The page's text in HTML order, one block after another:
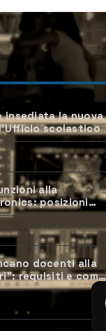
insediata la nuova
scolastico
alla
posizioni
candidarsi
docenti alla
requisiti e come